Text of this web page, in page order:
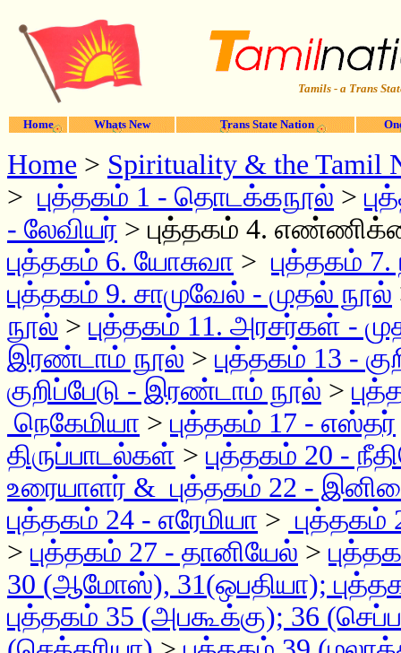
Tamils - a Trans
Home Whats New Trans State Nation
Home > Spirituality & the Tamil
> புத்தகம் 1 - தொடக்கநூல் >
- லேவியர் > புத்தகம் 4.
புத்தகம் 6. யோசுவா > புத்தகம்
புத்தகம் 9. சாமுவேல் - முதல் நூல்
நூல் > புத்தகம் 11. அரசர்கள் -
இரண்டாம் நூல் > புத்தகம் 13 -
குறிப்பேடு - இரண்டாம் நூல் >
நெகேமியா > புத்தகம் 17 - எஸ்தர்
திருப்பாடல்கள் > புத்தகம் 20 -
உரையாளர் & புத்தகம் 22 -
புத்தகம் 24 - எரேமியா > புத்தகம்
> புத்தகம் 27 - தானியேல் >
30 (ஆமோஸ்), 31(ஒபதியா);
புத்தகம் 35 (அபகூக்கு); 36